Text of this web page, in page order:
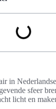
in
sfeer
licht en